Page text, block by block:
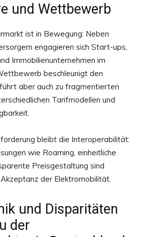
und Wettbewerb
ist in Bewegung: Neben
engagieren sich Start-ups,
Immobilienunternehmen im
beschleunigt den
aber auch zu fragmentierten
Tarifmodellen und
bleibt die Interoperabilität:
wie Roaming, einheitliche
Preisgestaltung sind
der Elektromobilität.
und Disparitäten
der